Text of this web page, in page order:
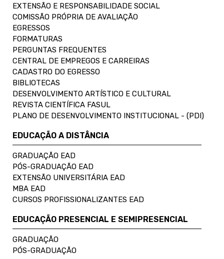
EXTENSÃO E RESPONSABILIDADE SOCIAL
COMISSÃO PRÓPRIA DE AVALIAÇÃO
EGRESSOS
FORMATURAS
PERGUNTAS FREQUENTES
CENTRAL DE EMPREGOS E CARREIRAS
CADASTRO DO EGRESSO
BIBLIOTECAS
DESENVOLVIMENTO ARTÍSTICO E CULTURAL
REVISTA CIENTÍFICA FASUL
PLANO DE DESENVOLVIMENTO INSTITUCIONAL - (PDI)
EDUCAÇÃO A DISTÂNCIA
GRADUAÇÃO EAD
PÓS-GRADUAÇÃO EAD
EXTENSÃO UNIVERSITÁRIA EAD
MBA EAD
CURSOS PROFISSIONALIZANTES EAD
EDUCAÇÃO PRESENCIAL E SEMIPRESENCIAL
GRADUAÇÃO
PÓS-GRADUAÇÃO